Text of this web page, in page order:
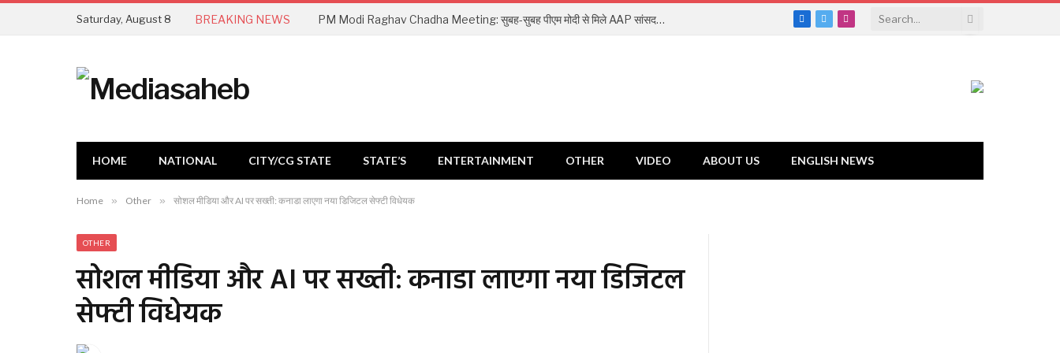
Saturday, August 8 BREAKING NEWS PM Modi Raghav Chadha Meeting: सुबह-सुबह पीएम मोदी से मिले AAP सांसद राघव चड्ढा, भेंट किया खास तोहफा; लिखा-‘हमेशा याद रखूंगा’
Facebook
TwitterInstagram
HOME NATIONAL CITY/CG STATE STATE’S ENTERTAINMENT OTHER VIDEO ABOUT US ENGLISH NEWS
Home » Other » सोशल मीडिया और AI पर सख्ती: कनाडा लाएगा नया डिजिटल सेफ्टी विधेयक
OTHER
सोशल मीडिया और AI पर सख्ती: कनाडा लाएगा नया डिजिटल
सेफ्टी विधेयक